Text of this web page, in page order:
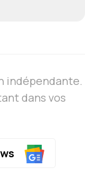
indépendante.
dans vos